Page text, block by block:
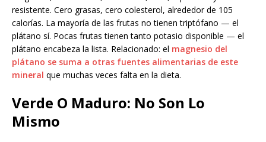
resistente. Cero grasas, cero colesterol, alrededor de 105
calorías. La mayoría de las frutas no tienen triptófano — el
plátano sí. Pocas frutas tienen tanto potasio disponible — el
plátano encabeza la lista. Relacionado: el magnesio del
plátano se suma a otras fuentes alimentarias de este
mineral que muchas veces falta en la dieta.
Verde O Maduro: No Son Lo
Mismo